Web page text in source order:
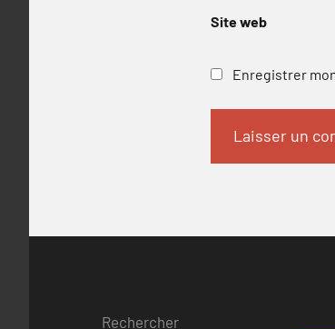
Site web
Enregistrer
Rechercher